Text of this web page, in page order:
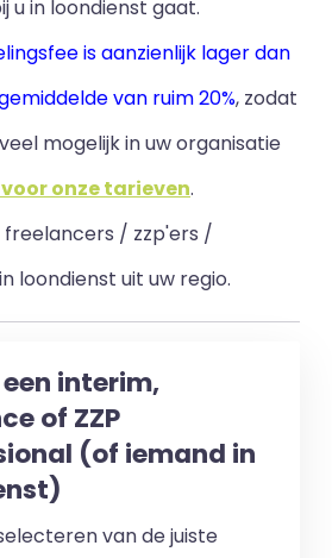
u in loondienst gaat.
is aanzienlijk lager dan
van ruim 20%, zodat
mogelijk in uw organisatie
onze tarieven.
/ zzp'ers /
loondienst uit uw regio.
een interim,
of ZZP
(of iemand in
van de juiste